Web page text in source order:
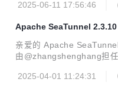
数据处理能力。本次
支持更多新型数据源与目
是对关键 Bug 的修复与文
用户反馈的快速响应和持
细了解 2.3.11 的亮点内
与功能增强 HTTP Sink 支
2025-06-11 17:56:46
Apache SeaTunnel
项改进，助力数据集成再升
亲爱的 Apache
由@zhangshenghang担
能优化及增强、配置项完
2025-04-01 11:24:31